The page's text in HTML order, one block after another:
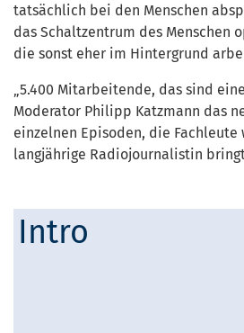
tatsächlich bei den Menschen
das Schaltzentrum des Menschen
die sonst eher im Hintergrund
„5.400 Mitarbeitende, das sind
Moderator Philipp Katzmann das
einzelnen Episoden, die
langjährige Radiojournalistin
Intro